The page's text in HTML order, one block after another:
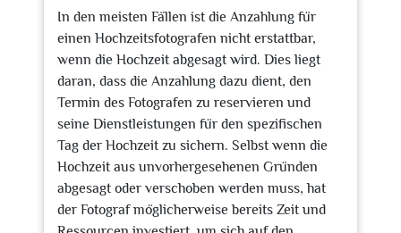
In den meisten Fällen ist die Anzahlung für
einen Hochzeitsfotografen nicht erstattbar,
wenn die Hochzeit abgesagt wird. Dies liegt
daran, dass die Anzahlung dazu dient, den
Termin des Fotografen zu reservieren und
seine Dienstleistungen für den spezifischen
Tag der Hochzeit zu sichern. Selbst wenn die
Hochzeit aus unvorhergesehenen Gründen
abgesagt oder verschoben werden muss, hat
der Fotograf möglicherweise bereits Zeit und